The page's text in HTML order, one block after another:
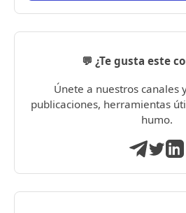
💬 ¿Te gusta este
Únete a nuestros canales
publicaciones, herramientas
humo.